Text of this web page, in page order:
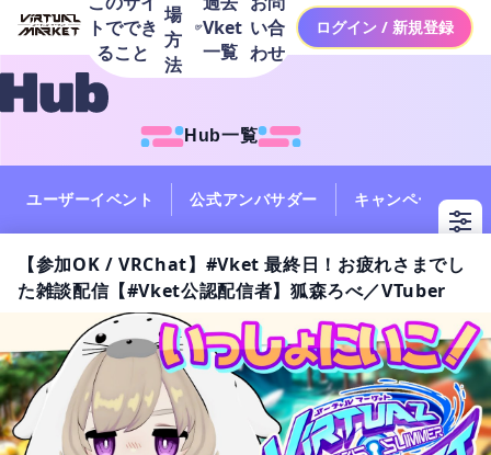
トででき
ること
場
方
法
Vket
一覧
い合
わせ
ログイン / 新規登録
Hub一覧
ユーザーイベント 公式アンバサダー キャンペーン
【参加OK / VRChat】#Vket 最終日！お疲れさまでし
た雑談配信【#Vket公認配信者】狐森ろべ／VTuber